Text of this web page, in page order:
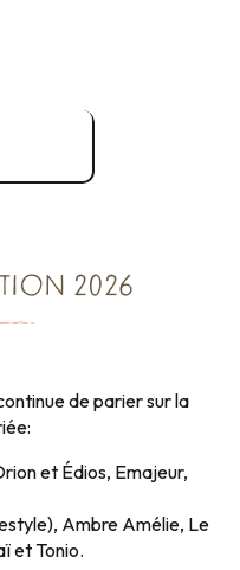
2026
de parier sur la
et Édios, Emajeur,
Ambre Amélie, Le
et Tonio.